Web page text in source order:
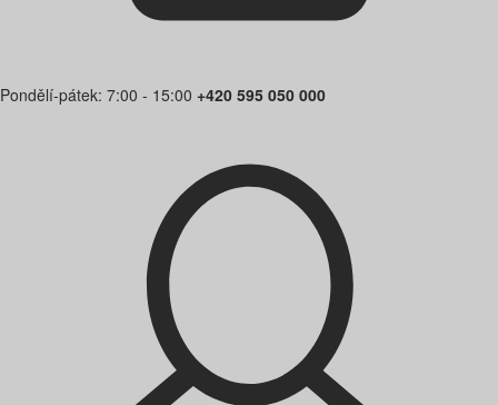
Pondělí-pátek: 7:00 - 15:00 +420 595 050 000